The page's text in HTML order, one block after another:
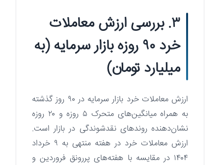
۳. بررسی ارزش معاملات
خرد ۹۰ روزه بازار سرمایه (به
میلیارد تومان)
ارزش معاملات خرد بازار سرمایه در ۹۰ روز گذشته
به همراه میانگین‌های متحرک ۵ روزه و ۲۰ روزه
نشان‌دهنده روندهای نقدشوندگی در بازار است.
ارزش معاملات خرد در هفته منتهی به ۹ خرداد
۱۴۰۴ در مقایسه با هفته‌های پررونق فروردین و